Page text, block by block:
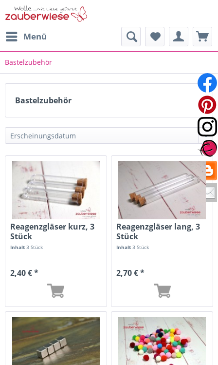
Menü
Bastelzubehör
Bastelzubehör
Reagenzgläser kurz, 3
Stück
Inhalt3 Stück
2,40 € *
Reagenzgläser lang, 3
Stück
Inhalt3 Stück
2,70 € *